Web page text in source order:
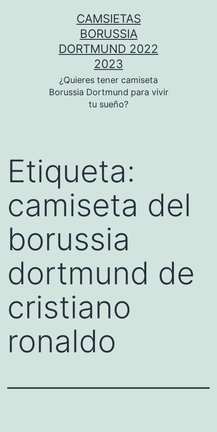
CAMSIETAS
BORUSSIA
DORTMUND 2022
2023
¿Quieres tener camiseta
Borussia Dortmund para vivir
tu sueño?
Etiqueta:
camiseta del
borussia
dortmund de
cristiano
ronaldo